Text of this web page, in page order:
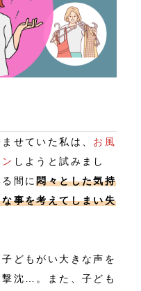
せていた私は、 お風
しようと試みまし
間に悶々とした気持
事を考えてしまい失
どもがい大きな声を
沈…。また、子ども